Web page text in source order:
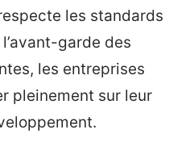
les standards
garde des
les entreprises
pleinement sur leur